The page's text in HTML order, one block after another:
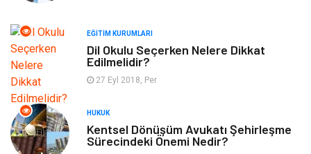
Plastik
Tekstil
Hizmet
İnternet Ambalaj
EĞITIM KURUMLARI
Dil Okulu Seçerken Nelere Dikkat
Edilmelidir?
27 Eyl 2018, Per
HUKUK
Kentsel Dönüşüm Avukatı Şehirleşme
Sürecindeki Önemi Nedir?